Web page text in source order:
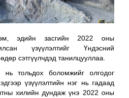
эдийн засгийн 2022 оны
үзүүлэлтийг Үндэсний
сэтгүүлчдэд танилцууллаа.
нь тольдох боломжийг олгодог
үзүүлэлтийн нэг нь гадаад
хилийн дундаж үнэ 2022 оны